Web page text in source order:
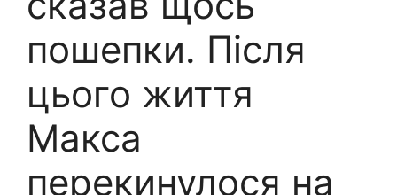
пошепки. Після
цього життя
Макса
перекинулося на